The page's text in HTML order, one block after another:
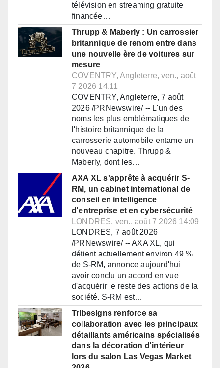
télévision en streaming gratuite
financée…
Thrupp & Maberly : Un carrossier
britannique de renom entre dans
une nouvelle ère de voitures sur
mesure
COVENTRY, Angleterre, ven., août
7 2026 14:11
COVENTRY, Angleterre, 7 août
2026 /PRNewswire/ -- L'un des
noms les plus emblématiques de
l'histoire britannique de la
carrosserie automobile entame un
nouveau chapitre. Thrupp &
Maberly, dont les…
AXA XL s'apprête à acquérir S-
RM, un cabinet international de
conseil en intelligence
d'entreprise et en cybersécurité
LONDRES, ven., août 7 2026 14:09
LONDRES, 7 août 2026
/PRNewswire/ -- AXA XL, qui
détient actuellement environ 49 %
de S-RM, annonce aujourd'hui
avoir conclu un accord en vue
d'acquérir le reste des actions de la
société. S-RM est…
Tribesigns renforce sa
collaboration avec les principaux
détaillants américains spécialisés
dans la décoration d'intérieur
lors du salon Las Vegas Market